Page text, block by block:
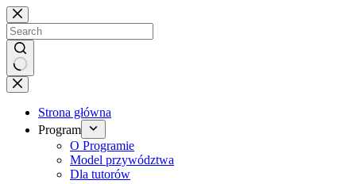
Brak
wyników
Strona główna
Program
O Programie
Model przywództwa
Dla tutorów